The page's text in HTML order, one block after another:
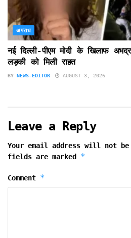
अपराध
नई दिल्ली-पीएम मोदी के खिलाफ अभद्र
लड़की को मिली राहत
BY NEWS-EDITOR AUGUST 3, 2026
Leave a Reply
Your email address will not be
fields are marked *
Comment *